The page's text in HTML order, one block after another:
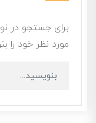
برای جستجو در
مورد نظر خود را